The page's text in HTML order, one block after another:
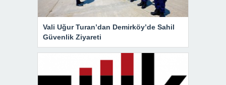
Vali Uğur Turan’dan Demirköy’de Sahil
Güvenlik Ziyareti